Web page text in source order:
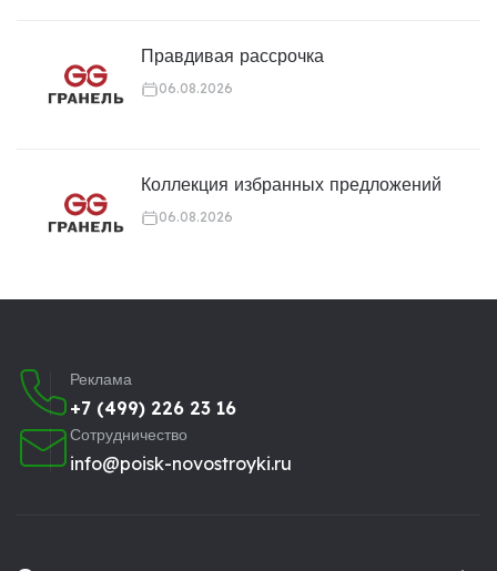
Правдивая рассрочка
06.08.2026
Коллекция избранных предложений
06.08.2026
Реклама
+7 (499) 226 23 16
Сотрудничество
info@poisk-novostroyki.ru